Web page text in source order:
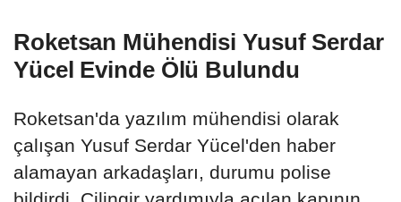
Roketsan Mühendisi Yusuf Serdar
Yücel Evinde Ölü Bulundu
Roketsan'da yazılım mühendisi olarak
çalışan Yusuf Serdar Yücel'den haber
alamayan arkadaşları, durumu polise